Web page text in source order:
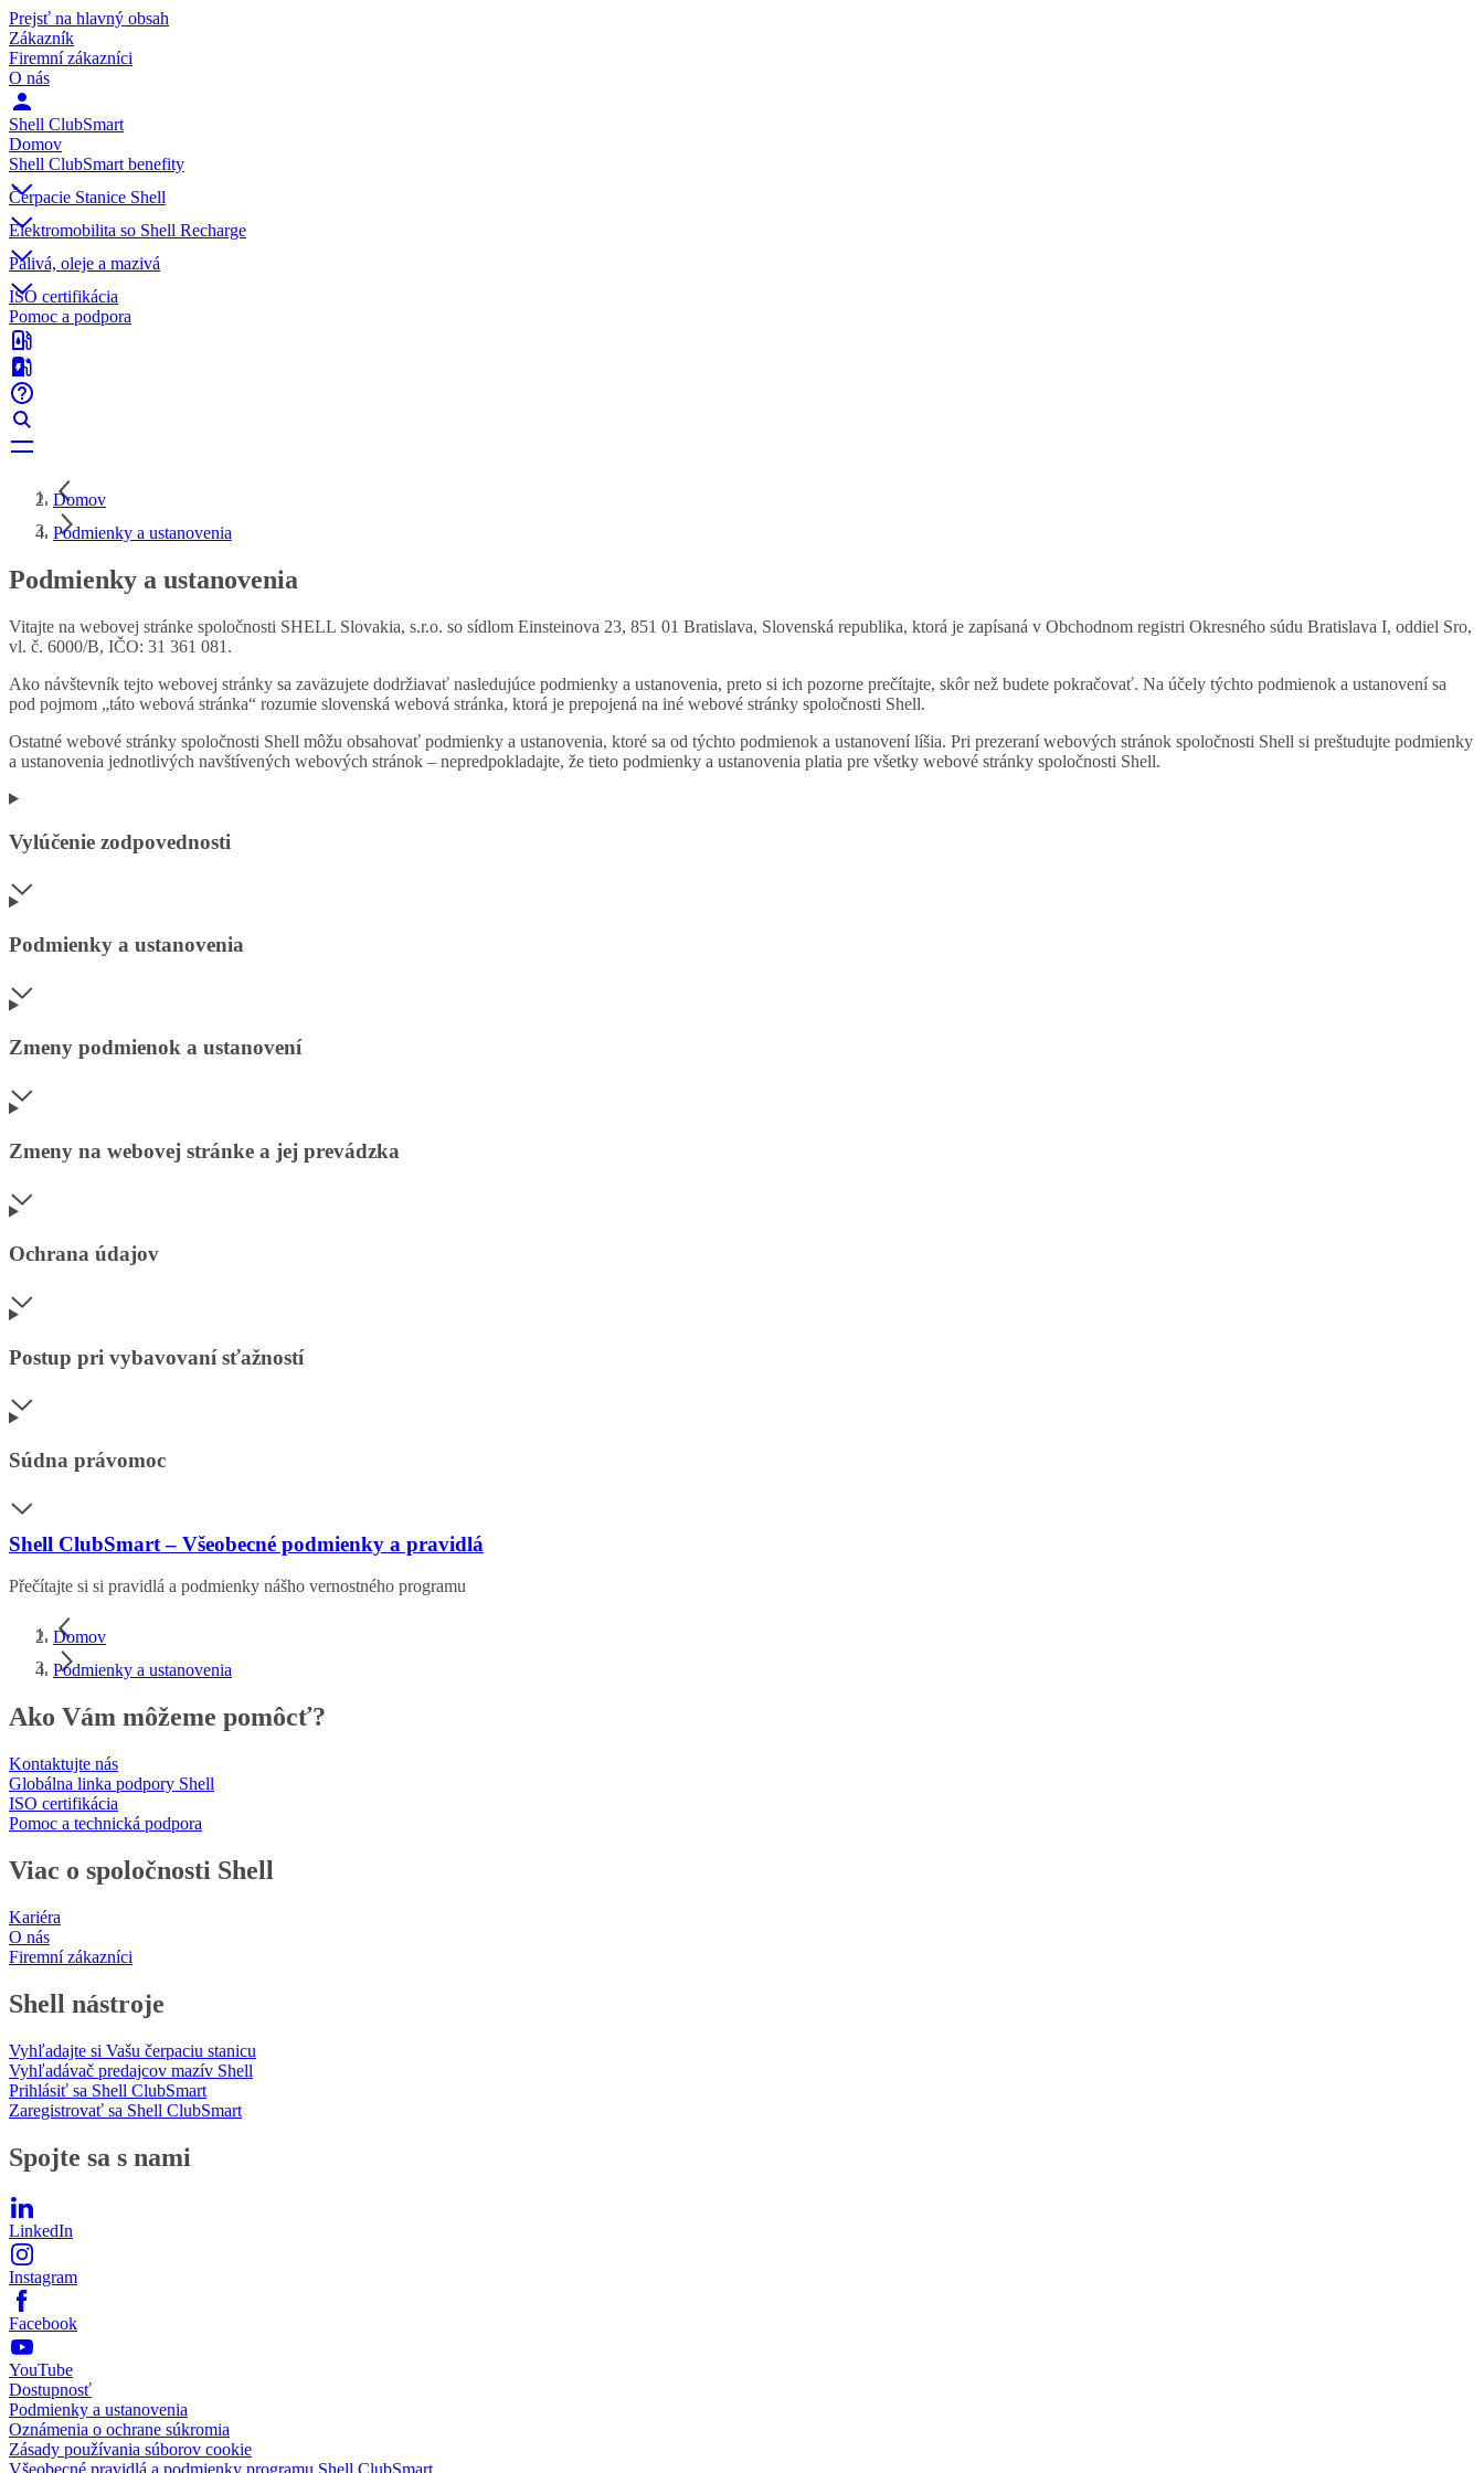
Prejsť na hlavný obsah
Zákazník
Firemní zákazníci
O nás
Shell ClubSmart
Domov
Shell ClubSmart benefity
Čerpacie Stanice Shell
Elektromobilita so Shell Recharge
Palivá, oleje a mazivá
ISO certifikácia
Pomoc a podpora
Domov
Podmienky a ustanovenia
Podmienky a ustanovenia
Vitajte na webovej stránke spoločnosti SHELL Slovakia, s.r.o. so sídlom Einsteinova 23, 851 01 Bratislava, Slovenská republika, ktorá je zapísaná v Obchodnom registri Okresného súdu Bratislava I, oddiel Sro,
vl. č. 6000/B, IČO: 31 361 081.
Ako návštevník tejto webovej stránky sa zaväzujete dodržiavať nasledujúce podmienky a ustanovenia, preto si ich pozorne prečítajte, skôr než budete pokračovať. Na účely týchto podmienok a ustanovení sa
pod pojmom „táto webová stránka“ rozumie slovenská webová stránka, ktorá je prepojená na iné webové stránky spoločnosti Shell.
Ostatné webové stránky spoločnosti Shell môžu obsahovať podmienky a ustanovenia, ktoré sa od týchto podmienok a ustanovení líšia. Pri prezeraní webových stránok spoločnosti Shell si preštudujte podmienky
a ustanovenia jednotlivých navštívených webových stránok – nepredpokladajte, že tieto podmienky a ustanovenia platia pre všetky webové stránky spoločnosti Shell.
Vylúčenie zodpovednosti
Podmienky a ustanovenia
Zmeny podmienok a ustanovení
Zmeny na webovej stránke a jej prevádzka
Ochrana údajov
Postup pri vybavovaní sťažností
Súdna právomoc
Shell ClubSmart – Všeobecné podmienky a pravidlá
Přečítajte si si pravidlá a podmienky nášho vernostného programu
Domov
Podmienky a ustanovenia
Ako Vám môžeme pomôcť?
Kontaktujte nás
Globálna linka podpory Shell
ISO certifikácia
Pomoc a technická podpora
Viac o spoločnosti Shell
Kariéra
O nás
Firemní zákazníci
Shell nástroje
Vyhľadajte si Vašu čerpaciu stanicu
Vyhľadávač predajcov mazív Shell
Prihlásiť sa Shell ClubSmart
Zaregistrovať sa Shell ClubSmart
Spojte sa s nami
LinkedIn
Instagram
Facebook
YouTube
Dostupnosť
Podmienky a ustanovenia
Oznámenia o ochrane súkromia
Zásady používania súborov cookie
Všeobecné pravidlá a podmienky programu Shell ClubSmart